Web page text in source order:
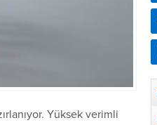
Yüksek verimli